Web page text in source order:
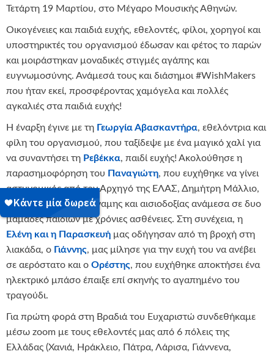
Τετάρτη 19 Μαρτίου, στο Μέγαρο Μουσικής Αθηνών.
Οικογένειες και παιδιά ευχής, εθελοντές, φίλοι, χορηγοί και
υποστηρικτές του οργανισμού έδωσαν και φέτος το παρών
και μοιράστηκαν μοναδικές στιγμές αγάπης και
ευγνωμοσύνης. Ανάμεσά τους και διάσημοι #WishMakers
που ήταν εκεί, προσφέροντας χαμόγελα και πολλές
αγκαλιές στα παιδιά ευχής!
Η έναρξη έγινε με τη Γεωργία Αβασκαντήρα, εθελόντρια και
φίλη του οργανισμού, που ταξίδεψε με ένα μαγικό χαλί για
να συναντήσει τη Ρεβέκκα, παιδί ευχής! Ακολούθησε η
παρασημοφόρηση του Παναγιώτη, που ευχήθηκε να γίνει
αστυνομικός από τον Αρχηγό της ΕΛΑΣ, Δημήτρη Μάλλιο,
και ένας διάλογος δύναμης και αισιοδοξίας ανάμεσα σε δυο
μαμάδες παιδιών με χρόνιες ασθένειες. Στη συνέχεια, η
Ελένη και η Παρασκευή μας οδήγησαν από τη βροχή στη
λιακάδα, ο Γιάννης, μας μίλησε για την ευχή του να ανέβει
σε αερόστατο και ο Ορέστης, που ευχήθηκε αποκτήσει ένα
ηλεκτρικό μπάσο έπαιξε επί σκηνής το αγαπημένο του
τραγούδι.
Για πρώτη φορά στη Βραδιά του Ευχαριστώ συνδεθήκαμε
μέσω zoom με τους εθελοντές μας από 6 πόλεις της
Ελλάδας (Χανιά, Ηράκλειο, Πάτρα, Λάρισα, Γιάννενα,